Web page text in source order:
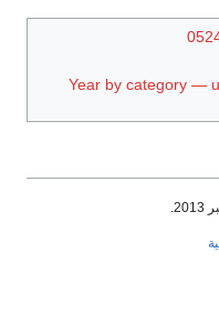
Year by category —